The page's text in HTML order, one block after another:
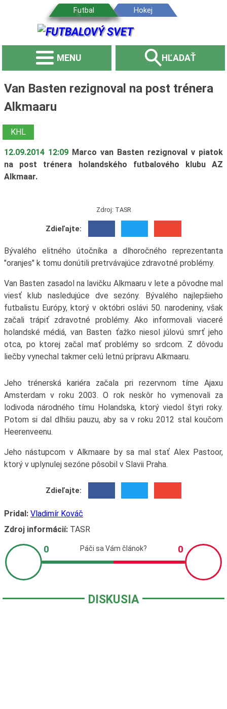
MENU HĽADAŤ
Van Basten rezignoval na post trénera
Alkmaaru
KHL
12.09.2014 12:09 Marco van Basten rezignoval v piatok
na post trénera holandského futbalového klubu AZ
Alkmaar.
Zdroj: TASR
Zdieľajte:
Bývalého elitného útočníka a dlhoročného reprezentanta
"oranjes" k tomu donútili pretrvávajúce zdravotné problémy.
Van Basten zasadol na lavičku Alkmaaru v lete a pôvodne mal
viesť klub nasledujúce dve sezóny. Bývalého najlepšieho
futbalistu Európy, ktorý v októbri oslávi 50. narodeniny, však
začali trápiť zdravotné problémy. Ako informovali viaceré
holandské médiá, van Basten ťažko niesol júlovú smrť jeho
otca, po ktorej začal mať problémy so srdcom. Z dôvodu
liečby vynechal takmer celú letnú prípravu Alkmaaru.
Jeho trénerská kariéra začala pri rezervnom tíme Ajaxu
Amsterdam v roku 2003. O rok neskôr ho vymenovali za
lodivoda národného tímu Holandska, ktorý viedol štyri roky.
Potom si dal dlhšiu pauzu, aby sa v roku 2012 stal koučom
Heerenveenu.
Jeho nástupcom v Alkmaare by sa mal stať Alex Pastoor,
ktorý v uplynulej sezóne pôsobil v Slavii Praha.
Zdieľajte:
Pridal: Vladimír Kováč
Zdroj informácií:TASR
DISKUSIA